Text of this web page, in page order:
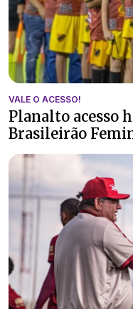
VALE O ACESSO!
Planalto acesso
Brasileirão